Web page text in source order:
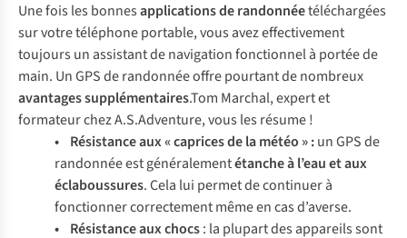
Une fois les bonnesapplications de randonnéetéléchargées
sur votre téléphone portable, vous avez effectivement
toujours un assistant de navigation fonctionnel à portée de
main. Un GPS de randonnée offre pourtant de nombreux
avantages supplémentaires.Tom Marchal, expert et
formateur chez A.S.Adventure, vous les résume !
• Résistance aux « caprices de la météo » :un GPS de
randonnée est généralementétanche à l’eau et aux
éclaboussures. Cela lui permet de continuer à
fonctionner correctement même en cas d’averse.
• Résistance aux chocs: la plupart des appareils sont